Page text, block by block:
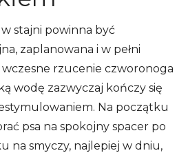
stajni powinna być
zaplanowana i w pełni
rzucenie czworonoga
wodę zazwyczaj kończy się
Na początku
psa na spokojny spacer po
na smyczy, najlepiej w dniu,